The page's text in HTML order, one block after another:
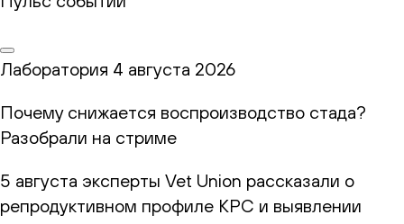
Лаборатория 4 августа 2026
Почему снижается воспроизводство стада?
Разобрали на стриме
5 августа эксперты Vet Union рассказали о
репродуктивном профиле КРС и выявлении